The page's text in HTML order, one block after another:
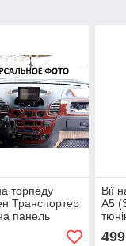
торпеду
Транспортер
панель
Transporter T5
Вії
А5
499